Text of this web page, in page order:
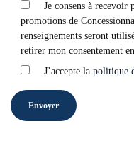
Je consens à recevoir
promotions de
renseignements seront
retirer mon consentement
J’accepte la politique